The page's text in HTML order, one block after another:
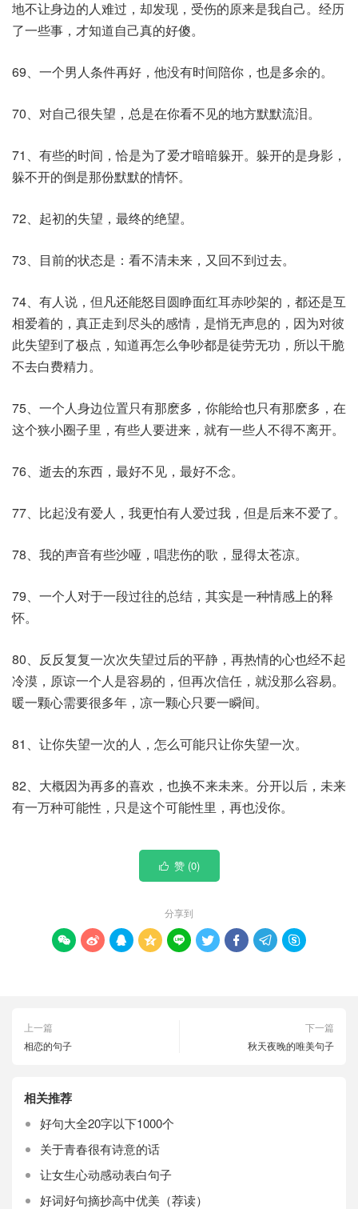
地不让身边的人难过，却发现，受伤的原来是我自己。经历
了一些事，才知道自己真的好傻。
69、一个男人条件再好，他没有时间陪你，也是多余的。
70、对自己很失望，总是在你看不见的地方默默流泪。
71、有些的时间，恰是为了爱才暗暗躲开。躲开的是身影，
躲不开的倒是那份默默的情怀。
72、起初的失望，最终的绝望。
73、目前的状态是：看不清未来，又回不到过去。
74、有人说，但凡还能怒目圆睁面红耳赤吵架的，都还是互
相爱着的，真正走到尽头的感情，是悄无声息的，因为对彼
此失望到了极点，知道再怎么争吵都是徒劳无功，所以干脆
不去白费精力。
75、一个人身边位置只有那麽多，你能给也只有那麽多，在
这个狭小圈子里，有些人要进来，就有一些人不得不离开。
76、逝去的东西，最好不见，最好不念。
77、比起没有爱人，我更怕有人爱过我，但是后来不爱了。
78、我的声音有些沙哑，唱悲伤的歌，显得太苍凉。
79、一个人对于一段过往的总结，其实是一种情感上的释
怀。
80、反反复复一次次失望过后的平静，再热情的心也经不起
冷漠，原谅一个人是容易的，但再次信任，就没那么容易。
暖一颗心需要很多年，凉一颗心只要一瞬间。
81、让你失望一次的人，怎么可能只让你失望一次。
82、大概因为再多的喜欢，也换不来未来。分开以后，未来
有一万种可能性，只是这个可能性里，再也没你。
 赞 (0)
分享到
        
上一篇
相恋的句子
下一篇
秋天夜晚的唯美句子
相关推荐
好句大全20字以下1000个
关于青春很有诗意的话
让女生心动感动表白句子
好词好句摘抄高中优美（荐读）